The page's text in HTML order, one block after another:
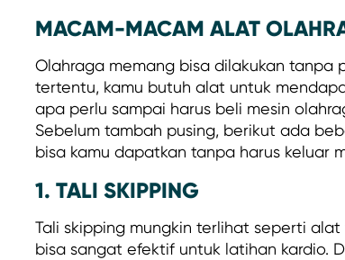
MACAM-MACAM ALAT
Olahraga memang bisa dilakukan tanpa
tertentu, kamu butuh alat untuk
apa perlu sampai harus beli mesin
Sebelum tambah pusing, berikut ada
bisa kamu dapatkan tanpa harus keluar
1. TALI SKIPPING
Tali skipping mungkin terlihat seperti
bisa sangat efektif untuk latihan kardio.